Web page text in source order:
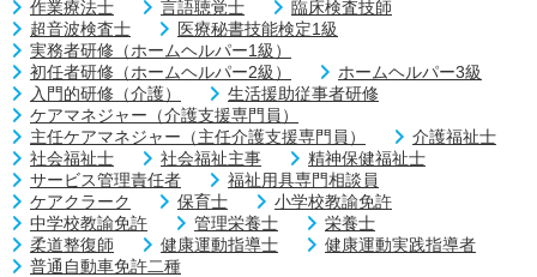
作業療法士
言語聴覚士
臨床検査技師
超音波検査士
医療秘書技能検定1級
実務者研修（ホームヘルパー1級）
初任者研修（ホームヘルパー2級）
ホームヘルパー3級
入門的研修（介護）
生活援助従事者研修
ケアマネジャー（介護支援専門員）
主任ケアマネジャー（主任介護支援専門員）
介護福祉士
社会福祉士
社会福祉主事
精神保健福祉士
サービス管理責任者
福祉用具専門相談員
ケアクラーク
保育士
小学校教諭免許
中学校教諭免許
管理栄養士
栄養士
柔道整復師
健康運動指導士
健康運動実践指導者
普通自動車免許二種